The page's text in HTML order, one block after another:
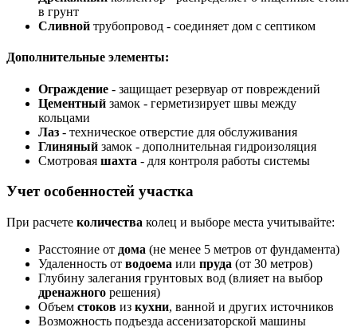
в грунт
Сливной трубопровод - соединяет дом с септиком
Дополнительные элементы:
Ограждение - защищает резервуар от повреждений
Цементный замок - герметизирует швы между
кольцами
Лаз - техническое отверстие для обслуживания
Глиняный замок - дополнительная гидроизоляция
Смотровая шахта - для контроля работы системы
Учет особенностей участка
При расчете количества колец и выборе места учитывайте:
Расстояние от дома (не менее 5 метров от фундамента)
Удаленность от водоема или пруда (от 30 метров)
Глубину залегания грунтовых вод (влияет на выбор
дренажного решения)
Объем стоков из кухни, ванной и других источников
Возможность подъезда ассенизаторской машины